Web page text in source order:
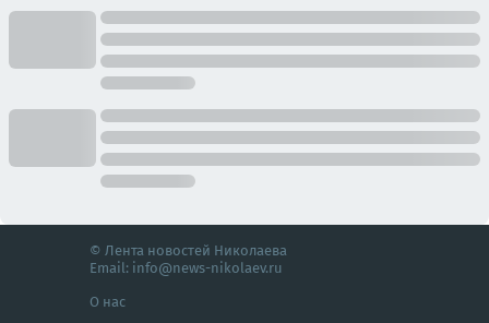
© Лента новостей Николаева
Email: info@news-nikolaev.ru
О нас